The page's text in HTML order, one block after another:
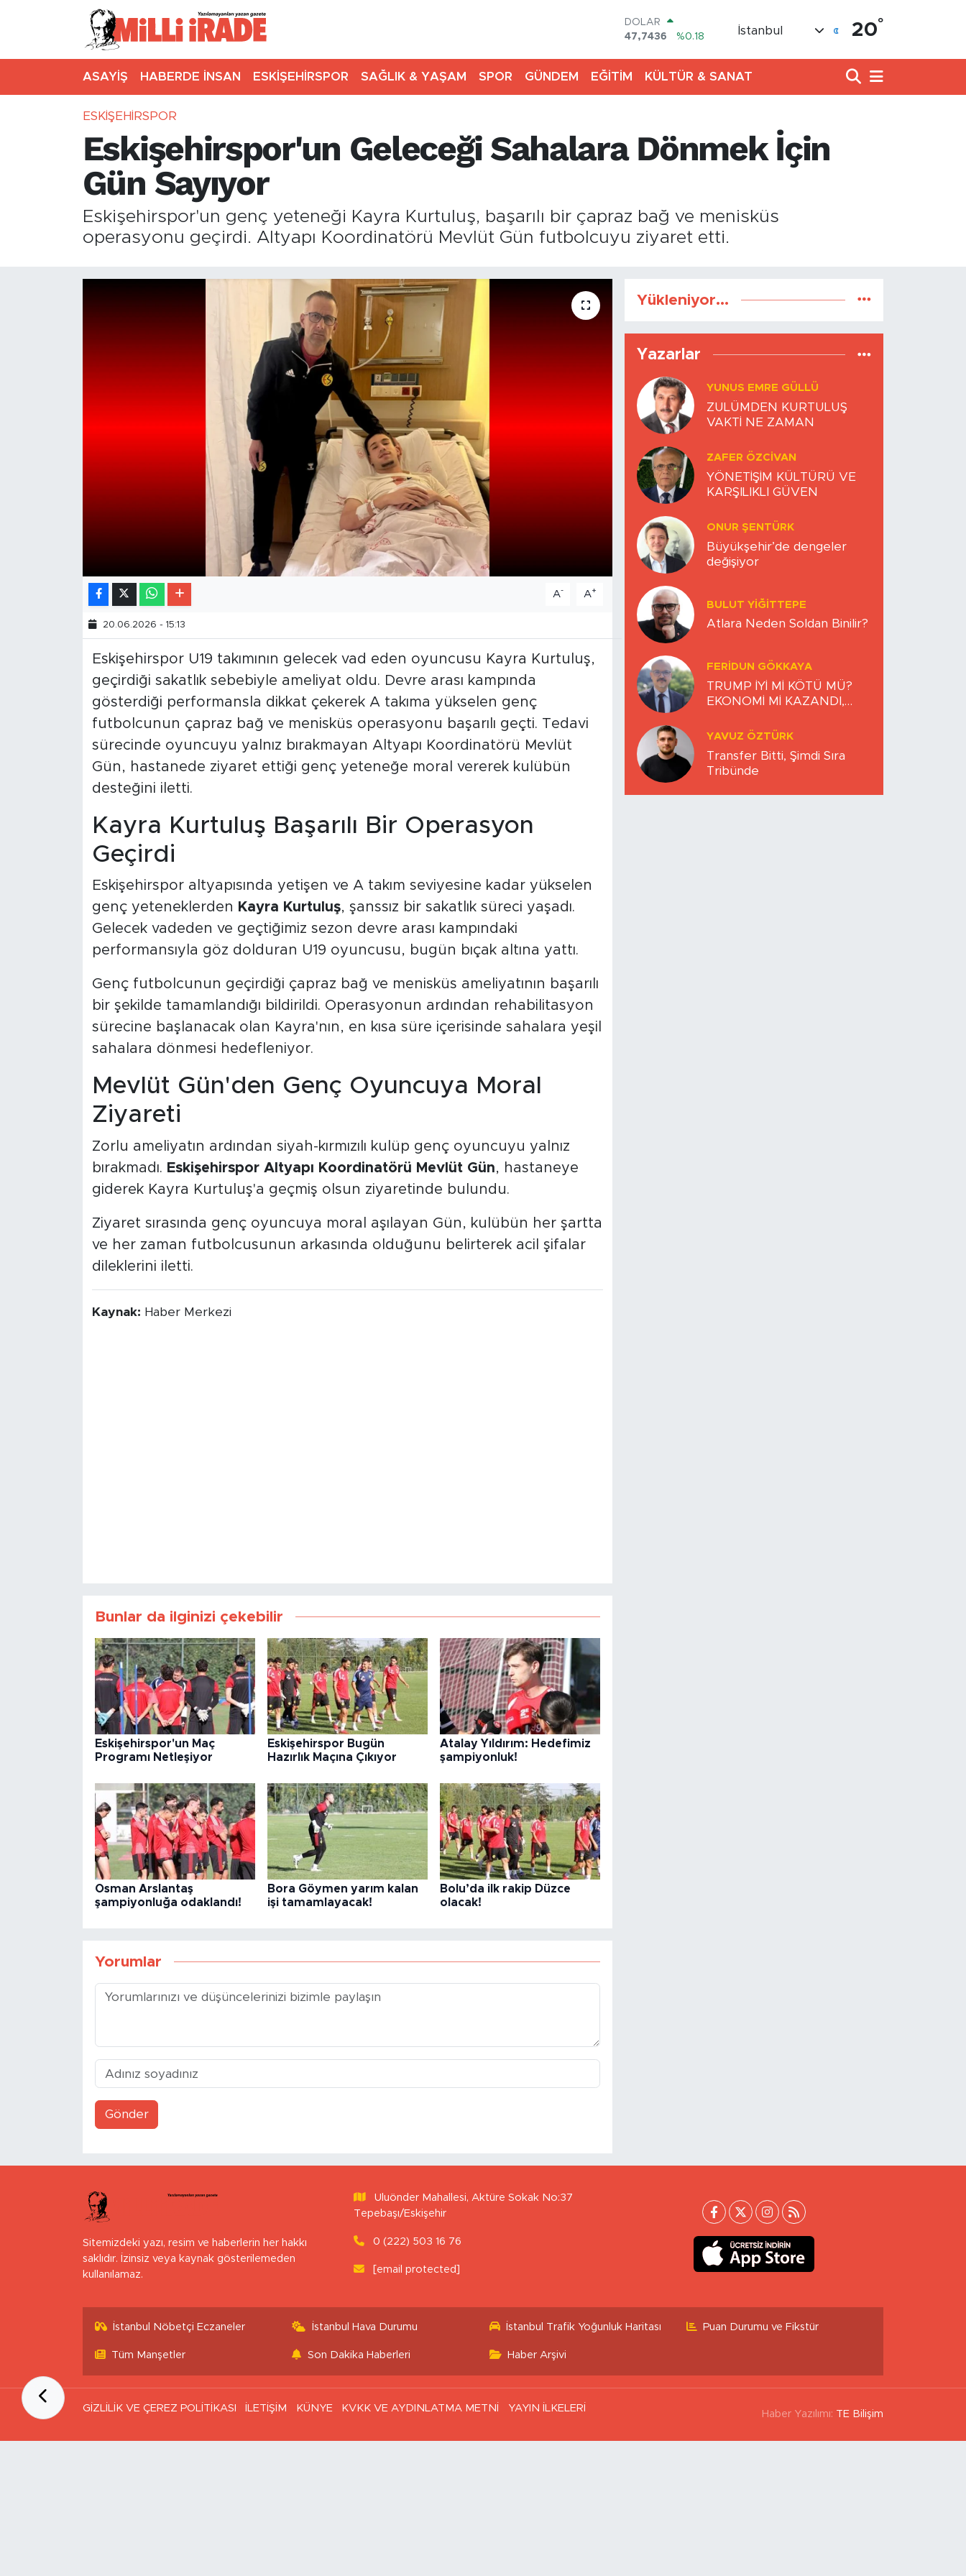
DOLAR
47,7436
%0.18
STERLİN
64,4811
%0.38
BİST100
13.779
%-14
İstanbul 20°
ASAYİŞ HABERDE İNSAN ESKİŞEHİRSPOR SAĞLIK & YAŞAM SPOR GÜNDEM EĞİTİM KÜLTÜR & SANAT
ESKİŞEHİRSPOR
Eskişehirspor'un Geleceği Sahalara Dönmek İçin
Gün Sayıyor
Eskişehirspor'un genç yeteneği Kayra Kurtuluş, başarılı bir çapraz bağ ve menisküs
operasyonu geçirdi. Altyapı Koordinatörü Mevlüt Gün futbolcuyu ziyaret etti.
A- A+
20.06.2026 - 15:13
Eskişehirspor U19 takımının gelecek vad eden oyuncusu Kayra Kurtuluş,
geçirdiği sakatlık sebebiyle ameliyat oldu. Devre arası kampında
gösterdiği performansla dikkat çekerek A takıma yükselen genç
futbolcunun çapraz bağ ve menisküs operasyonu başarılı geçti. Tedavi
sürecinde oyuncuyu yalnız bırakmayan Altyapı Koordinatörü Mevlüt
Gün, hastanede ziyaret ettiği genç yeteneğe moral vererek kulübün
desteğini iletti.
Kayra Kurtuluş Başarılı Bir Operasyon
Geçirdi
Eskişehirspor altyapısında yetişen ve A takım seviyesine kadar yükselen
genç yeteneklerden Kayra Kurtuluş, şanssız bir sakatlık süreci yaşadı.
Gelecek vadeden ve geçtiğimiz sezon devre arası kampındaki
performansıyla göz dolduran U19 oyuncusu, bugün bıçak altına yattı.
Genç futbolcunun geçirdiği çapraz bağ ve menisküs ameliyatının başarılı
bir şekilde tamamlandığı bildirildi. Operasyonun ardından rehabilitasyon
sürecine başlanacak olan Kayra'nın, en kısa süre içerisinde sahalara yeşil
sahalara dönmesi hedefleniyor.
Mevlüt Gün'den Genç Oyuncuya Moral
Ziyareti
Zorlu ameliyatın ardından siyah-kırmızılı kulüp genç oyuncuyu yalnız
bırakmadı. Eskişehirspor Altyapı Koordinatörü Mevlüt Gün, hastaneye
giderek Kayra Kurtuluş'a geçmiş olsun ziyaretinde bulundu.
Ziyaret sırasında genç oyuncuya moral aşılayan Gün, kulübün her şartta
ve her zaman futbolcusunun arkasında olduğunu belirterek acil şifalar
dileklerini iletti.
Kaynak: Haber Merkezi
Bunlar da ilginizi çekebilir
Eskişehirspor'un Maç
Programı Netleşiyor
Eskişehirspor Bugün
Hazırlık Maçına Çıkıyor
Atalay Yıldırım: Hedefimiz
şampiyonluk!
Osman Arslantaş
şampiyonluğa odaklandı!
Bora Göymen yarım kalan
işi tamamlayacak!
Bolu’da ilk rakip Düzce
olacak!
Yorumlar
Gönder
Yükleniyor...
Yazarlar
YUNUS EMRE GÜLLÜ
ZULÜMDEN KURTULUŞ
VAKTİ NE ZAMAN
ZAFER ÖZCIVAN
YÖNETİŞİM KÜLTÜRÜ VE
KARŞILIKLI GÜVEN
ONUR ŞENTÜRK
Büyükşehir’de dengeler
değişiyor
BULUT YİĞİTTEPE
Atlara Neden Soldan Binilir?
FERIDUN GÖKKAYA
TRUMP İYİ Mİ KÖTÜ MÜ?
EKONOMİ Mİ KAZANDI,
YAVUZ ÖZTÜRK
Transfer Bitti, Şimdi Sıra
Tribünde
Sitemizdeki yazı, resim ve haberlerin her hakkı
saklıdır. İzinsiz veya kaynak gösterilemeden
kullanılamaz.
Uluönder Mahallesi, Aktüre Sokak No:37
Tepebaşı/Eskişehir
0 (222) 503 16 76
[email protected]
İstanbul Nöbetçi Eczaneler İstanbul Hava Durumu İstanbul Trafik Yoğunluk Haritası Puan Durumu ve Fikstür
Tüm Manşetler Son Dakika Haberleri Haber Arşivi
GİZLİLİK VE ÇEREZ POLİTİKASI İLETİŞİM KÜNYE KVKK VE AYDINLATMA METNİ YAYIN İLKELERİ
Haber Yazılımı: TE Bilişim